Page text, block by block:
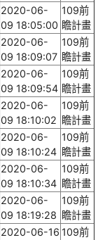
2020-06-
09 18:05:00
109前
瞻計畫
2020-06-
09 18:09:07
109前
瞻計畫
2020-06-
09 18:09:54
109前
瞻計畫
2020-06-
09 18:10:02
109前
瞻計畫
2020-06-
09 18:10:24
109前
瞻計畫
2020-06-
09 18:10:34
109前
瞻計畫
2020-06-
09 18:19:28
109前
瞻計畫
2020-06-16 109前